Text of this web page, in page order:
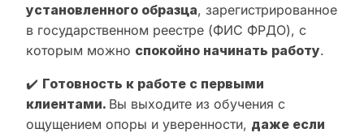
установленного образца, зарегистрированное
в государственном реестре (ФИС ФРДО), с
которым можно спокойно начинать работу.
✔️ Готовность к работе с первыми
клиентами. Вы выходите из обучения с
ощущением опоры и уверенности, даже если